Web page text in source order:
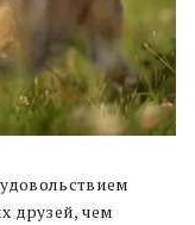
друзей, чем